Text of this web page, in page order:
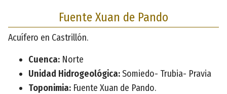
Fuente Xuan de Pando
Acuífero en Castrillón.
Cuenca: Norte
Unidad Hidrogeológica:Somiedo- Trubia- Pravia
Toponimia: Fuente Xuan de Pando.